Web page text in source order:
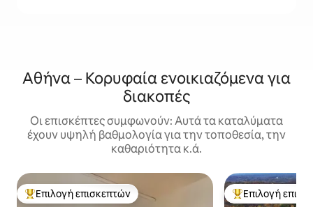
Αθήνα – Κορυφαία ενοικιαζόμενα για
διακοπές
Οι επισκέπτες συμφωνούν: Αυτά τα καταλύματα
έχουν υψηλή βαθμολογία για την τοποθεσία, την
καθαριότητα κ.ά.
Κορυφαία επιλογή επισκεπτών
Επιλογή επισκεπτών Κορυφαία
Επιλογή